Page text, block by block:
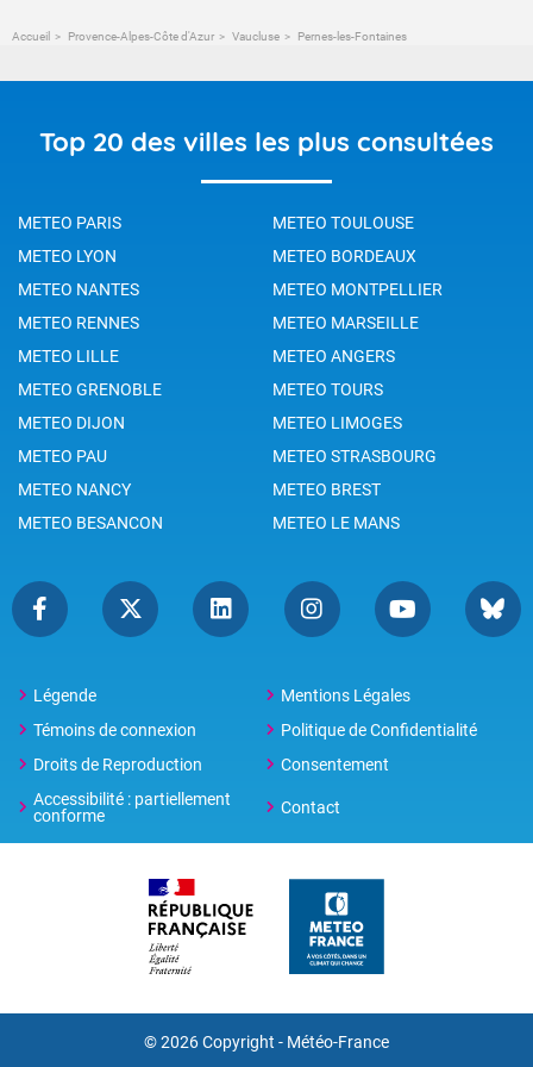
Accueil Provence-Alpes-Côte d'Azur Vaucluse Pernes-les-Fontaines
Top 20 des villes les plus consultées
METEO PARIS
METEO TOULOUSE
METEO LYON
METEO BORDEAUX
METEO NANTES
METEO MONTPELLIER
METEO RENNES
METEO MARSEILLE
METEO LILLE
METEO ANGERS
METEO GRENOBLE
METEO TOURS
METEO DIJON
METEO LIMOGES
METEO PAU
METEO STRASBOURG
METEO NANCY
METEO BREST
METEO BESANCON
METEO LE MANS
Légende
Mentions Légales
Témoins de connexion
Politique de Confidentialité
Droits de Reproduction
Consentement
Accessibilité : partiellement
conforme
Contact
© 2026 Copyright - Météo-France